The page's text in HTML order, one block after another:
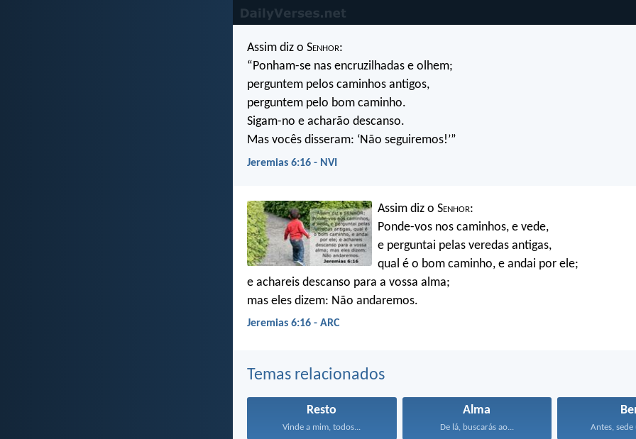
Assim diz o Senhor:
“Ponham-se nas encruzilhadas e olhem;
perguntem pelos caminhos antigos,
perguntem pelo bom caminho.
Sigam-no e acharão descanso.
Mas vocês disseram: ‘Não seguiremos!’”
Jeremias 6:16 - NVI
Assim diz o Senhor:
Ponde-vos nos caminhos, e vede,
e perguntai pelas veredas antigas,
qual é o bom caminho, e andai por ele;
e achareis descanso para a vossa alma;
mas eles dizem: Não andaremos.
Jeremias 6:16 - ARC
Temas relacionados
Resto
Vinde a mim, todos...
Alma
De lá, buscarás ao... Antes, sede